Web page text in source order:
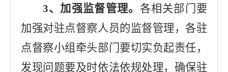
3、加强监督管理。 各相关部门要
加强对驻点督察人员的监督管理，各驻
点督察小组牵头部门要切实负起责任，
发现问题要及时依法依规处理，确保驻